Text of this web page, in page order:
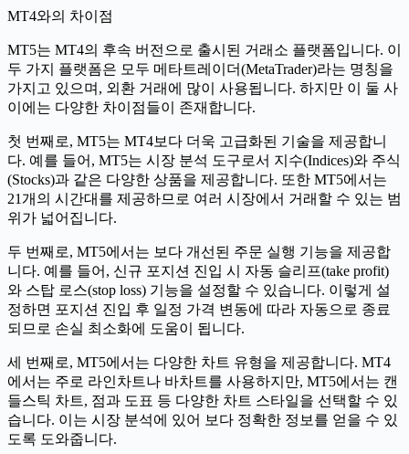
MT4와의 차이점
MT5는 MT4의 후속 버전으로 출시된 거래소 플랫폼입니다. 이
두 가지 플랫폼은 모두 메타트레이더(MetaTrader)라는 명칭을
가지고 있으며, 외환 거래에 많이 사용됩니다. 하지만 이 둘 사
이에는 다양한 차이점들이 존재합니다.
첫 번째로, MT5는 MT4보다 더욱 고급화된 기술을 제공합니
다. 예를 들어, MT5는 시장 분석 도구로서 지수(Indices)와 주식
(Stocks)과 같은 다양한 상품을 제공합니다. 또한 MT5에서는
21개의 시간대를 제공하므로 여러 시장에서 거래할 수 있는 범
위가 넓어집니다.
두 번째로, MT5에서는 보다 개선된 주문 실행 기능을 제공합
니다. 예를 들어, 신규 포지션 진입 시 자동 슬리프(take profit)
와 스탑 로스(stop loss) 기능을 설정할 수 있습니다. 이렇게 설
정하면 포지션 진입 후 일정 가격 변동에 따라 자동으로 종료
되므로 손실 최소화에 도움이 됩니다.
세 번째로, MT5에서는 다양한 차트 유형을 제공합니다. MT4
에서는 주로 라인차트나 바차트를 사용하지만, MT5에서는 캔
들스틱 차트, 점과 도표 등 다양한 차트 스타일을 선택할 수 있
습니다. 이는 시장 분석에 있어 보다 정확한 정보를 얻을 수 있
도록 도와줍니다.